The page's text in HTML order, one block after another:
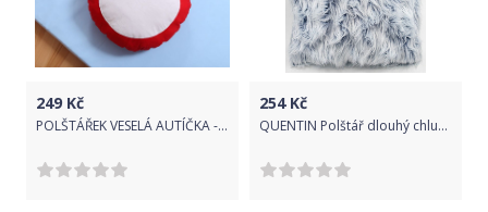
249 Kč
POLŠTÁŘEK VESELÁ AUTÍČKA - ZÁKAZ VJEZDU
254Kč
QUENTIN Polštář dlouhý chlup s výplní 45x45 cm tmavě modrá